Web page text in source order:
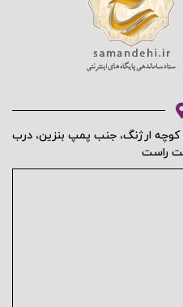
کوچه ارژنگ، جنب پمپ بنزین، درب
راست